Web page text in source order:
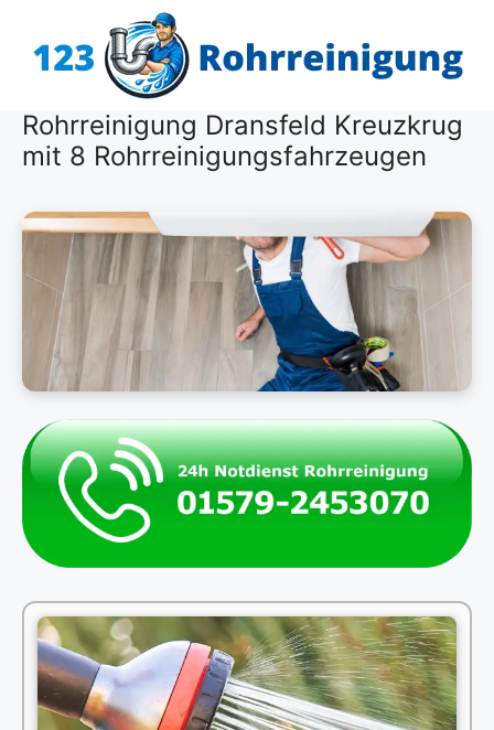
Inhalt
Rohrreinigung Dransfeld Kreuzkrug
mit 8 Rohrreinigungsfahrzeugen